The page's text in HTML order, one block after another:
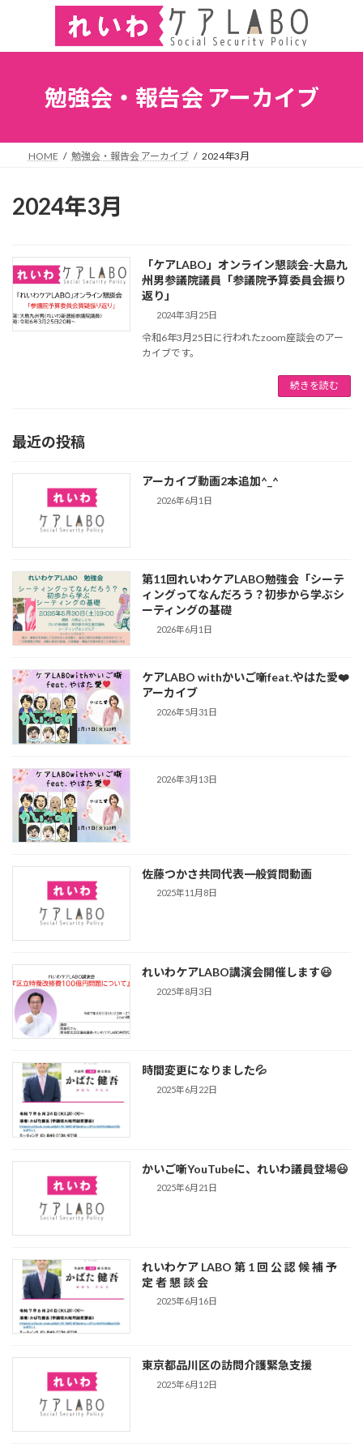
勉強会・報告会 アーカイブ
HOME 勉強会・報告会 アーカイブ 2024年3月
2024年3月
「ケアLABO」オンライン懇談会-大島九
州男参議院議員「参議院予算委員会振り
返り」
2024年3月25日
令和6年3月25日に行われたzoom座談会のアー
カイブです。
続きを読む
最近の投稿
アーカイブ動画2本追加^_^
2026年6月1日
第11回れいわケアLABO勉強会「シーテ
ィングってなんだろう？初歩から学ぶシ
ーティングの基礎
2026年6月1日
ケアLABO withかいご噺feat.やはた愛❤️
アーカイブ
2026年5月31日
2026年3月13日
佐藤つかさ共同代表一般質問動画
2025年11月8日
れいわケアLABO講演会開催します😃
2025年8月3日
時間変更になりました💦
2025年6月22日
かいご噺YouTubeに、れいわ議員登場😃
2025年6月21日
れいわケア LABO 第 1 回 公 認 候 補 予
定 者 懇 談 会
2025年6月16日
東京都品川区の訪問介護緊急支援
2025年6月12日